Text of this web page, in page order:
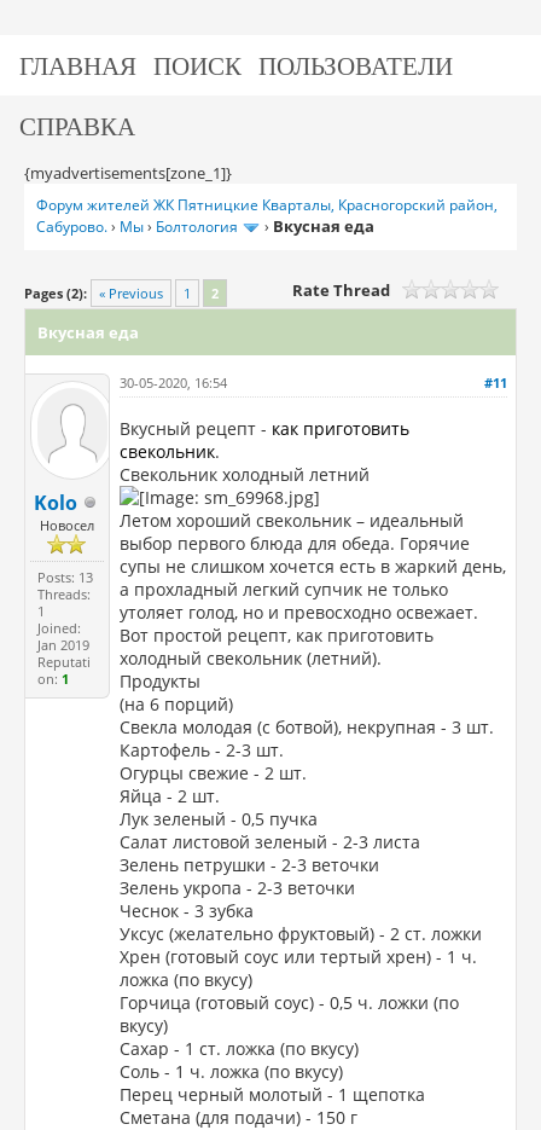
ГЛАВНАЯ ПОИСК ПОЛЬЗОВАТЕЛИ
СПРАВКА
{myadvertisements[zone_1]}
Форум жителей ЖК Пятницкие Кварталы, Красногорский район,
Сабурово.› Мы› Болтология › Вкусная еда
Pages (2): « Previous 1 2
Rate Thread
Вкусная еда
Kolo
Новосел
Posts: 13
Threads:
1
Joined:
Jan 2019
Reputati
on: 1
#11
30-05-2020, 16:54
Вкусный рецепт - как приготовить
свекольник.
Свекольник холодный летний
Летом хороший свекольник – идеальный
выбор первого блюда для обеда. Горячие
супы не слишком хочется есть в жаркий день,
а прохладный легкий супчик не только
утоляет голод, но и превосходно освежает.
Вот простой рецепт, как приготовить
холодный свекольник (летний).
Продукты
(на 6 порций)
Свекла молодая (с ботвой), некрупная - 3 шт.
Картофель - 2-3 шт.
Огурцы свежие - 2 шт.
Яйца - 2 шт.
Лук зеленый - 0,5 пучка
Салат листовой зеленый - 2-3 листа
Зелень петрушки - 2-3 веточки
Зелень укропа - 2-3 веточки
Чеснок - 3 зубка
Уксус (желательно фруктовый) - 2 ст. ложки
Хрен (готовый соус или тертый хрен) - 1 ч.
ложка (по вкусу)
Горчица (готовый соус) - 0,5 ч. ложки (по
вкусу)
Сахар - 1 ст. ложка (по вкусу)
Соль - 1 ч. ложка (по вкусу)
Перец черный молотый - 1 щепотка
Сметана (для подачи) - 150 г